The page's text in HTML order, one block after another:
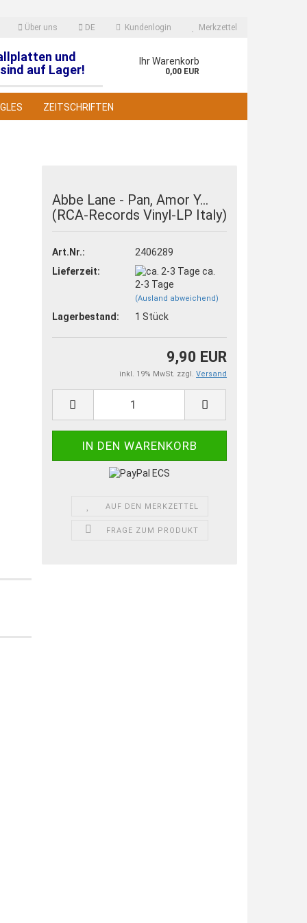
Über uns DE Kundenlogin Merkzettel
und
auf Lager!
Ihr Warenkorb
0,00 EUR
ZEITSCHRIFTEN
Abbe Lane - Pan, Amor Y...
(RCA-Records Vinyl-LP Italy)
Art.Nr.:
2406289
Lieferzeit:
ca.
2-3 Tage
(Ausland abweichend)
Lagerbestand: 1Stück
9,90 EUR
inkl. 19% MwSt. zzgl. Versand
AUF DEN MERKZETTEL
FRAGE ZUM PRODUKT